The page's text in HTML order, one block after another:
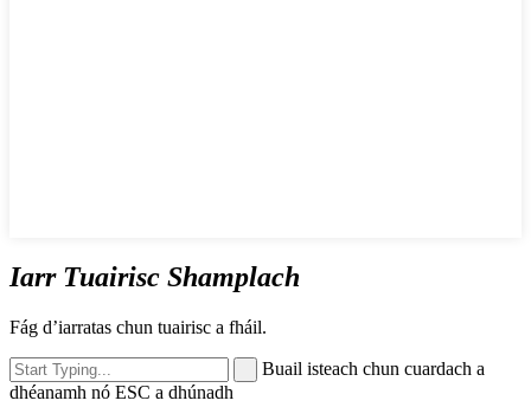
Iarr Tuairisc Shamplach
Fág d’iarratas chun tuairisc a fháil.
Buail isteach chun cuardach a
dhéanamh nó ESC a dhúnadh